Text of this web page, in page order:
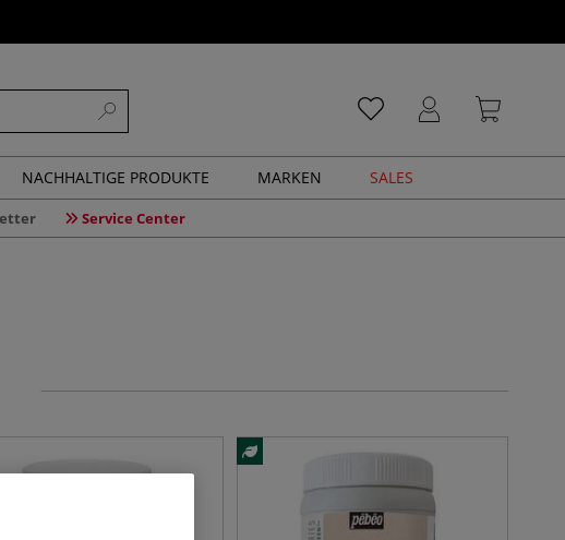
NACHHALTIGE PRODUKTE MARKEN SALES
Service Center